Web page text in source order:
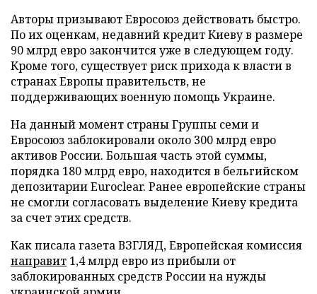
Авторы призывают Евросоюз действовать быстро.
По их оценкам, недавний кредит Киеву в размере
90 млрд евро закончится уже в следующем году.
Кроме того, существует риск прихода к власти в
странах Европы правительств, не
поддерживающих военную помощь Украине.
На данный момент страны Группы семи и
Евросоюз заблокировали около 300 млрд евро
активов России. Большая часть этой суммы,
порядка 180 млрд евро, находится в бельгийском
депозитарии Euroclear. Ранее европейские страны
не смогли согласовать выделение Киеву кредита
за счет этих средств.
Как писала газета ВЗГЛЯД, Европейская комиссия
направит 1,4 млрд евро из прибыли от
заблокированных средств России на нужды